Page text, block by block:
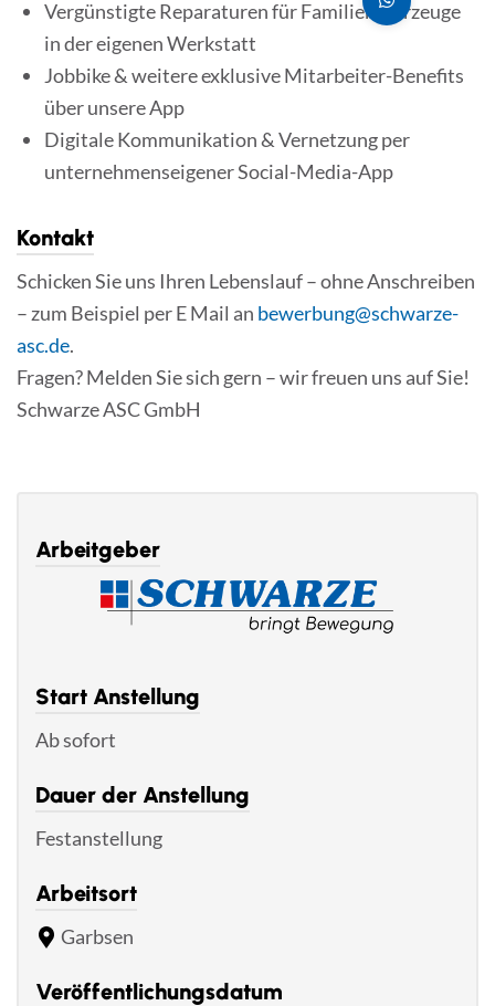
Vergünstigte Reparaturen für Familienfahrzeuge
in der eigenen Werkstatt
Jobbike & weitere exklusive Mitarbeiter-Benefits
über unsere App
Digitale Kommunikation & Vernetzung per
unternehmenseigener Social-Media-App
Kontakt
Schicken Sie uns Ihren Lebenslauf – ohne Anschreiben
– zum Beispiel per E Mail an bewerbung@schwarze-
asc.de.
Fragen? Melden Sie sich gern – wir freuen uns auf Sie!
Schwarze ASC GmbH
Arbeitgeber
Start Anstellung
Ab sofort
Dauer der Anstellung
Festanstellung
Arbeitsort
Garbsen
Veröffentlichungsdatum